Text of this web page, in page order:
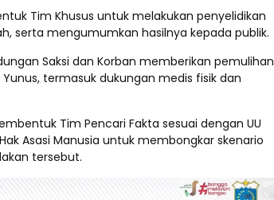
Tim Khusus untuk melakukan penyelidikan
serta mengumumkan hasilnya kepada publik.
Saksi dan Korban memberikan pemulihan
termasuk dukungan medis fisik dan
Tim Pencari Fakta sesuai dengan UU
Asasi Manusia untuk membongkar skenario
tersebut.